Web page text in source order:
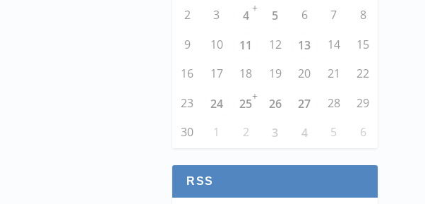
2
3 4
+
5 6 7
8
9
10 11 12 13 14
15
16
17 18 19 20 21
22
23
24 25
+
26 27 28
29
30
1 2 3 4 5 6
RSS